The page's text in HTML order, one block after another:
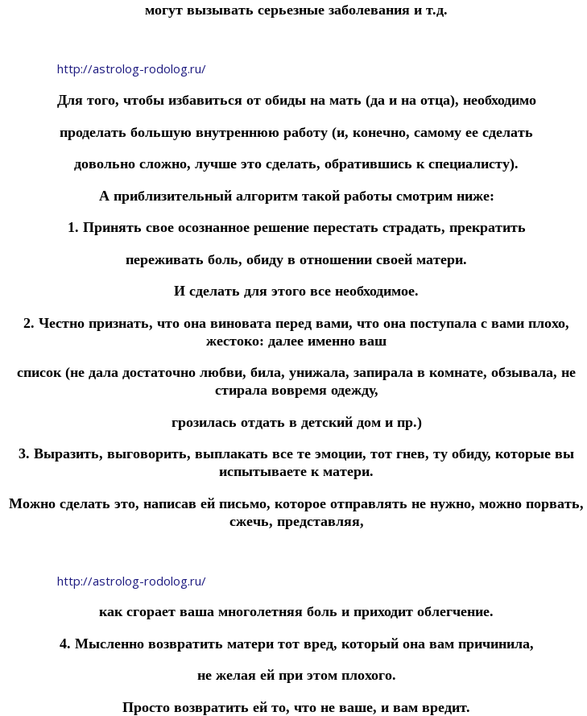
могут вызывать серьезные заболевания и т.д.
http://astrolog-rodolog.ru/
Для того, чтобы избавиться от обиды на мать (да и на отца), необходимо
проделать большую внутреннюю работу (и, конечно, самому ее сделать
довольно сложно, лучше это сделать, обратившись к специалисту).
А приблизительный алгоритм такой работы смотрим ниже:
1. Принять свое осознанное решение перестать страдать, прекратить
переживать боль, обиду в отношении своей матери.
И сделать для этого все необходимое.
2. Честно признать, что она виновата перед вами, что она поступала с вами плохо,
жестоко: далее именно ваш
список (не дала достаточно любви, била, унижала, запирала в комнате, обзывала, не
стирала вовремя одежду,
грозилась отдать в детский дом и пр.)
3. Выразить, выговорить, выплакать все те эмоции, тот гнев, ту обиду, которые вы
испытываете к матери.
Можно сделать это, написав ей письмо, которое отправлять не нужно, можно порвать,
сжечь, представляя,
http://astrolog-rodolog.ru/
как сгорает ваша многолетняя боль и приходит облегчение.
4. Мысленно возвратить матери тот вред, который она вам причинила,
не желая ей при этом плохого.
Просто возвратить ей то, что не ваше, и вам вредит.